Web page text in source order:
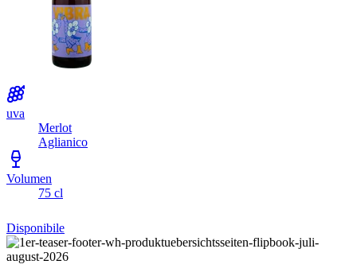
uva
Merlot
Aglianico
Volumen
75 cl
Disponibile